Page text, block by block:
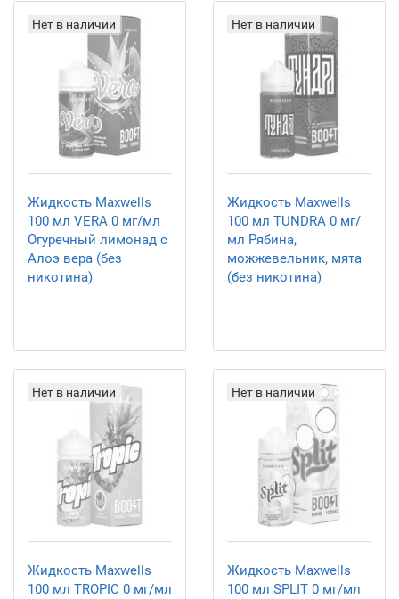
Нет в наличии
Жидкость Maxwells
100 мл VERA 0 мг/мл
Огуречный лимонад с
Алоэ вера (без
никотина)
Нет в наличии
Жидкость Maxwells
100 мл TUNDRA 0 мг/
мл Рябина,
можжевельник, мята
(без никотина)
Нет в наличии
Жидкость Maxwells
100 мл TROPIC 0 мг/мл
Нет в наличии
Жидкость Maxwells
100 мл SPLIT 0 мг/мл